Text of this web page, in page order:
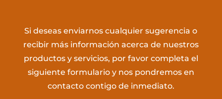
Si deseas enviarnos cualquier sugerencia o
recibir más información acerca de nuestros
productos y servicios, por favor completa el
siguiente formulario y nos pondremos en
contacto contigo de inmediato.